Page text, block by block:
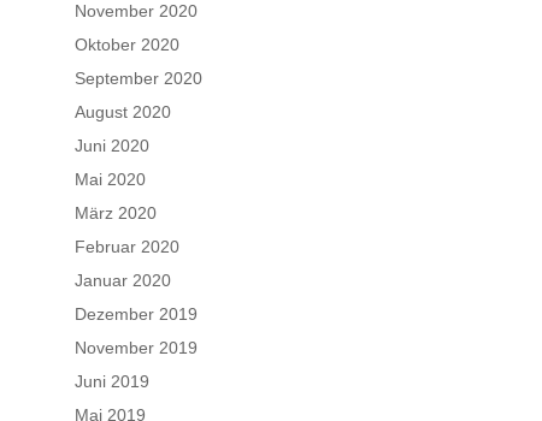
November 2020
Oktober 2020
September 2020
August 2020
Juni 2020
Mai 2020
März 2020
Februar 2020
Januar 2020
Dezember 2019
November 2019
Juni 2019
Mai 2019